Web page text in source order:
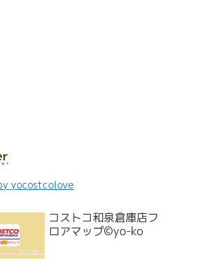
yocostcolove
コストコ和泉倉庫店フ
ロアマップ©yo-ko